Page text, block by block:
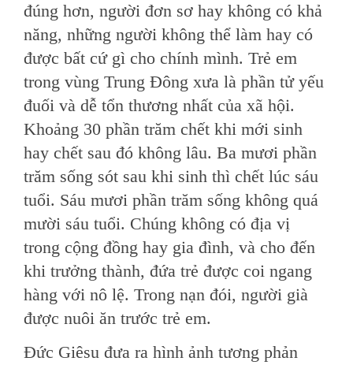
đúng hơn, người đơn sơ hay không có khả
năng, những người không thể làm hay có
được bất cứ gì cho chính mình. Trẻ em
trong vùng Trung Đông xưa là phần tử yếu
đuối và dễ tổn thương nhất của xã hội.
Khoảng 30 phần trăm chết khi mới sinh
hay chết sau đó không lâu. Ba mươi phần
trăm sống sót sau khi sinh thì chết lúc sáu
tuổi. Sáu mươi phần trăm sống không quá
mười sáu tuổi. Chúng không có địa vị
trong cộng đồng hay gia đình, và cho đến
khi trưởng thành, đứa trẻ được coi ngang
hàng với nô lệ. Trong nạn đói, người già
được nuôi ăn trước trẻ em.
Đức Giêsu đưa ra hình ảnh tương phản